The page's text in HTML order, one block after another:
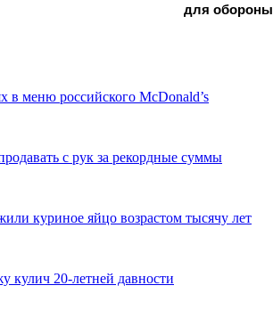
для обороны
в меню российского McDonald’s
с рук за рекордные суммы
куриное яйцо возрастом тысячу лет
кулич 20-летней давности